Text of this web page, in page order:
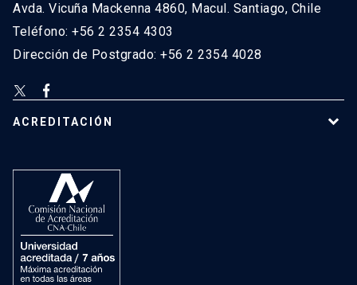
Avda. Vicuña Mackenna 4860, Macul. Santiago, Chile
Teléfono: +56 2 2354 4303
Dirección de Postgrado: +56 2 2354 4028
ACREDITACIÓN